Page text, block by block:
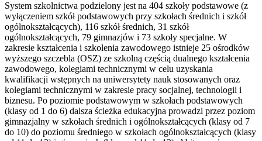
System szkolnictwa podzielony jest na 404 szkoły podstawowe (z
wyłączeniem szkół podstawowych przy szkołach średnich i szkół
ogólnokształcących), 116 szkół średnich, 31 szkół
ogólnokształcących, 79 gimnazjów i 73 szkoły specjalne. W
zakresie kształcenia i szkolenia zawodowego istnieje 25 ośrodków
wyższego szczebla (OSZ) ze szkolną częścią dualnego kształcenia
zawodowego, kolegiami technicznymi w celu uzyskania
kwalifikacji wstępnych na uniwersytety nauk stosowanych oraz
kolegiami technicznymi w zakresie pracy socjalnej, technologii i
biznesu. Po poziomie podstawowym w szkołach podstawowych
(klasy od 1 do 6) dalsza ścieżka edukacyjna prowadzi przez poziom
gimnazjalny w szkołach średnich i ogólnokształcących (klasy od 7
do 10) do poziomu średniego w szkołach ogólnokształcących (klasy